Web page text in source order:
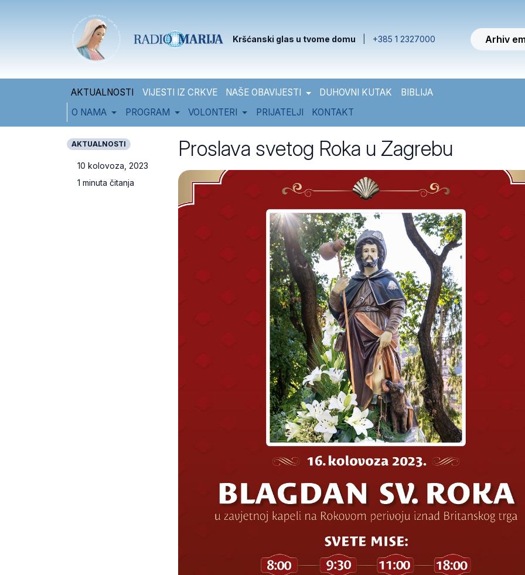
Kršćanski glas u tvome domu +385 1 2327000 Arhiv
AKTUALNOSTI VIJESTI IZ CRKVE NAŠE OBAVIJESTI DUHOVNI KUTAK
BIBLIJA
O NAMA
PROGRAM VOLONTERI PRIJATELJI KONTAKT
AKTUALNOSTI
10 kolovoza, 2023
1 minuta čitanja
Proslava svetog Roka u Zagrebu